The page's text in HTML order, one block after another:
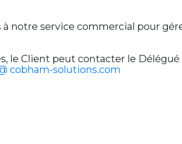
notre service commercial pour
le Client peut contacter le Délégué
cobham-solutions.com